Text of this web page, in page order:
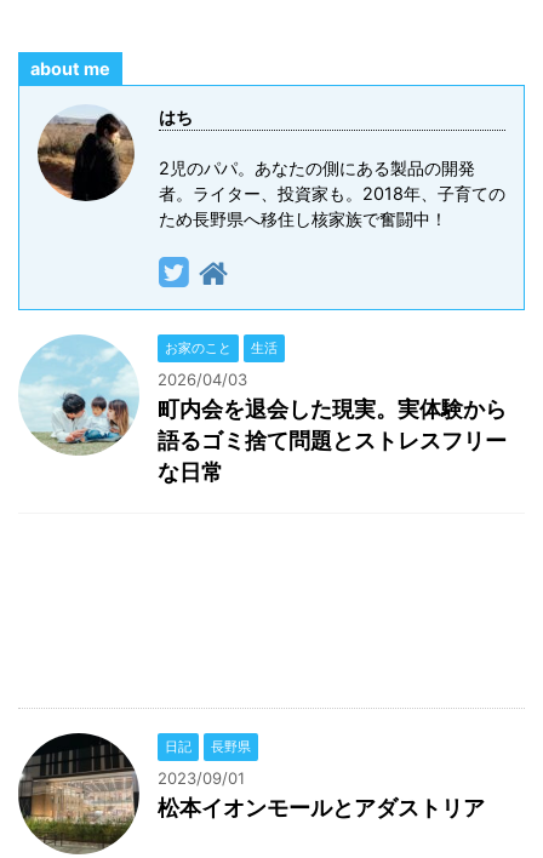
about me
はち
2児のパパ。あなたの側にある製品の開発
者。ライター、投資家も。2018年、子育ての
ため長野県へ移住し核家族で奮闘中！
お家のこと 生活
2026/04/03
町内会を退会した現実。実体験から
語るゴミ捨て問題とストレスフリー
な日常
日記 長野県
2023/09/01
松本イオンモールとアダストリア